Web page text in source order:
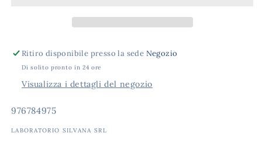
Ritiro disponibile presso la sede Negozio
Di solito pronto in 24 ore
Visualizza i dettagli del negozio
SKU:
976784975
LABORATORIO SILVANA SRL